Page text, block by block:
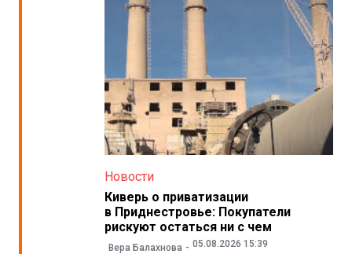
Новости
Киверь о приватизации
в Приднестровье: Покупатели
рискуют остаться ни с чем
Вера Балахнова 05.08.2026 15:39